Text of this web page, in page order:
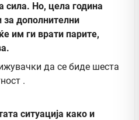
сила. Но, цела година
за дополнителни
им ги врати парите,
да се биде шеста
.
ситуација како и